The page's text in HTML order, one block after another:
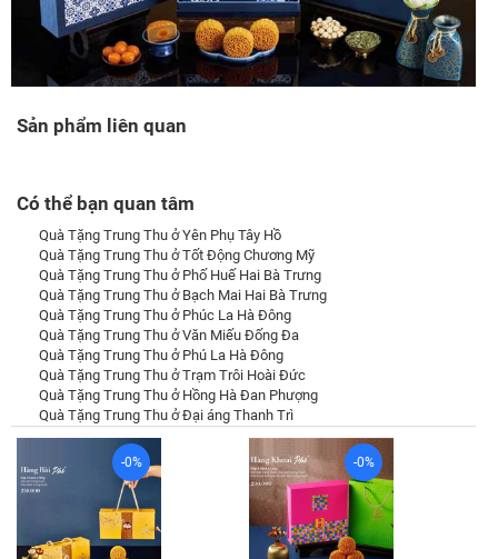
Sản phẩm liên quan
Có thể bạn quan tâm
Quà Tặng Trung Thu ở Yên Phụ Tây Hồ
Quà Tặng Trung Thu ở Tốt Động Chương Mỹ
Quà Tặng Trung Thu ở Phố Huế Hai Bà Trưng
Quà Tặng Trung Thu ở Bạch Mai Hai Bà Trưng
Quà Tặng Trung Thu ở Phúc La Hà Đông
Quà Tặng Trung Thu ở Văn Miếu Đống Đa
Quà Tặng Trung Thu ở Phú La Hà Đông
Quà Tặng Trung Thu ở Trạm Trôi Hoài Đức
Quà Tặng Trung Thu ở Hồng Hà Đan Phượng
Quà Tặng Trung Thu ở Đại áng Thanh Trì
-0% -0%